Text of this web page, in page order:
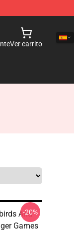
Ver carrito
And
Games
-20%